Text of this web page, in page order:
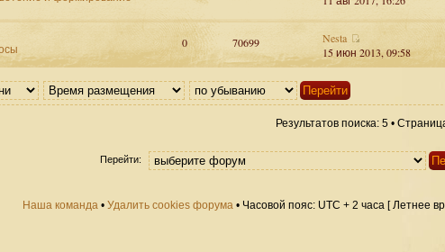
0 70699
Nesta
15 июн 2013, 09:58
Результатов поиска: 5 •
Перейти:
Наша команда • Удалить cookies форума • Часовой пояс: UTC + 2 часа [ Летнее